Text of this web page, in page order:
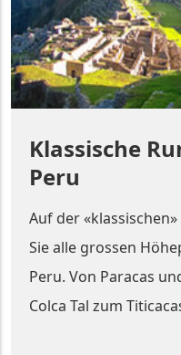
Klassische
Peru
Auf der
Sie alle grossen
Peru. Von Paracas
Colca Tal zum